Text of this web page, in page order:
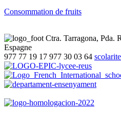
Consommation de fruits
Ctra. Tarragona, Pda.
Espagne
977 77 19 17 977 30 03 64